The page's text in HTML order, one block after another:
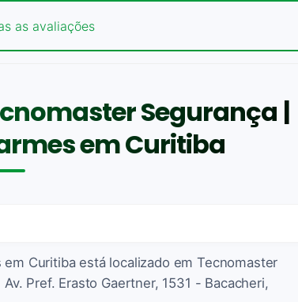
as avaliações
Segurança |
em Curitiba
Curitiba está localizado em Tecnomaster
Pref. Erasto Gaertner, 1531 - Bacacheri,